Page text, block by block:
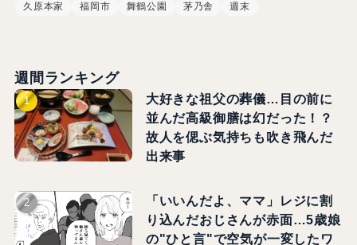
久原本家
福岡市 舞鶴公園 茅乃舎 週末
週間ランキング
大好きな祖父の葬儀…目の前に
並んだ高級御膳は幻だった！？
故人を偲ぶ気持ちも吹き飛んだ
出来事
「いいんだよ、ママ」レジに割
り込んだおじさんが赤面…5歳娘
の"ひと言"で空気が一変したワ